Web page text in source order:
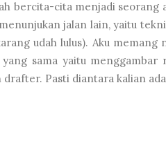
bercita-cita menjadi seorang
jalan lain, yaitu
udah lulus). Aku memang
sama yaitu menggambar
Pasti diantara kalian